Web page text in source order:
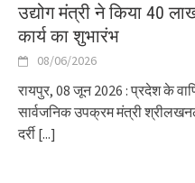
उद्योग मंत्री ने किया 40
कार्य का शुभारंभ
08/06/2026
रायपुर, 08 जून 2026 : प्रदेश के
सार्वजनिक उपक्रम मंत्री
दर्री[...]